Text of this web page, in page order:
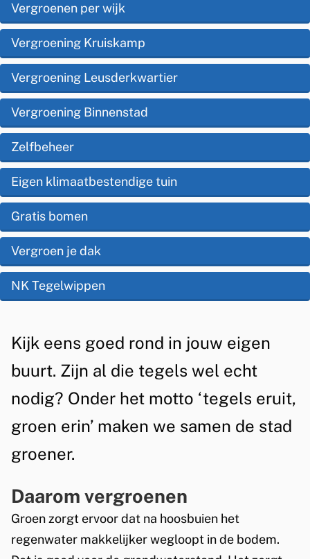
t
e
t
i
e
e
l
e
r
u
i
,
g
r
n
e
d
z
e
a
g
i
a
Vergroenen per wijk
Vergroening Kruiskamp
Vergroening Leusderkwartier
Vergroening Binnenstad
Zelfbeheer
Eigen klimaatbestendige tuin
Gratis bomen
Vergroen je dak
NK Tegelwippen
A
m
Kijk eens goed rond in jouw eigen
buurt. Zijn al die tegels wel echt
nodig? Onder het motto ‘tegels eruit,
groen erin’ maken we samen de stad
groener.
Daarom vergroenen
Groen zorgt ervoor dat na hoosbuien het
regenwater makkelijker wegloopt in de bodem.